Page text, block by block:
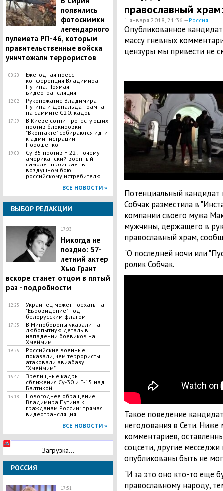
появились
фотоснимки
легендарного
пулемета РП-46, которым
правительственные войска
уничтожали террористов
00:20
Ежегодная пресс-
конференция Владимира
Путина. Прямая
видеотрансляция
12:02
Рукопожатие Владимира
Путина и Дональда Трампа
на саммите G20: кадры
17:59
В Киеве сотни протестующих
против блокировки
"Вконтакте" собираются идти
к администрации
Порошенко
19:00
Су-35 против F-22: почему
американский военный
самолет проиграет в
воздушном бою
российскому истребителю
ВСЕ НОВОСТИ »
ВЫБОР РЕДАКЦИИ
17:03
Никогда не
поздно: 57-
летний актер
Хью Грант
вскоре станет отцом в пятый
раз - подробности
12:25
Украинец может поехать на
"Евровидение" под
белорусским флагом
17:55
В Минобороны указали на
любопытную деталь в
нападении боевиков на
Хмеймим
19:26
Российские военные
показали, чем террористы
атаковали авиабазу
"Хмеймим"
16:47
Зрелищные кадры
сближения Су-30 и F-15 над
Балтикой
13:18
Новогоднее обращение
Владимира Путина к
гражданам России: прямая
видеотрансляция
ВСЕ НОВОСТИ »
Загрузка...
РОССИЯ
17:51
православный
1 января 2018, 21:36 —Россия
Опубликованное
массу гневных
цензуры мы привести не
Потенциальный кандидат
Собчак разместила в
компании своего мужа
мужчины, держащего в
православный храм,
"О последней ночи или
ролик Собчак.
Такое поведение
негодования в Сети.
комментариев,
соцсети, другие
опубликованы быть не
"И за это оно кто-то еще
православному народу,